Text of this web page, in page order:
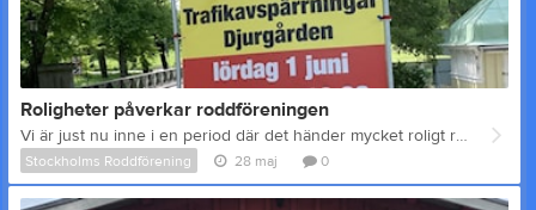
Roligheter påverkar roddföreningen
Vi är just nu inne i en period där det händer mycket roligt runt vår roddförening. Det innebär att det ibland kan vara begränsad framkomlighet till vårt båthus. Lite av det som händer i närtid och som påverkar framkomligheten är: 29 maj veterandagen (dagtid) 30 maj Stockholm maraton (från lunch) 3 och 4 juni Blodomloppet (eftermiddag/kväll) 12-14 juni Rosendal Garden Party (eftermiddag/kväll) Mer information För mer information om vilka sträckor som påverkas och vilka tider går det bra att besöka respektive evenemangs hemsida. För påverkan på biltrafiken kan du besöka trafiken.nu och reser du kollektivt bör du planera din resa på SL.se Observera att bilden är från tidigare år och inte något aktuellt datum.
Stockholms Roddförening 28 maj 0